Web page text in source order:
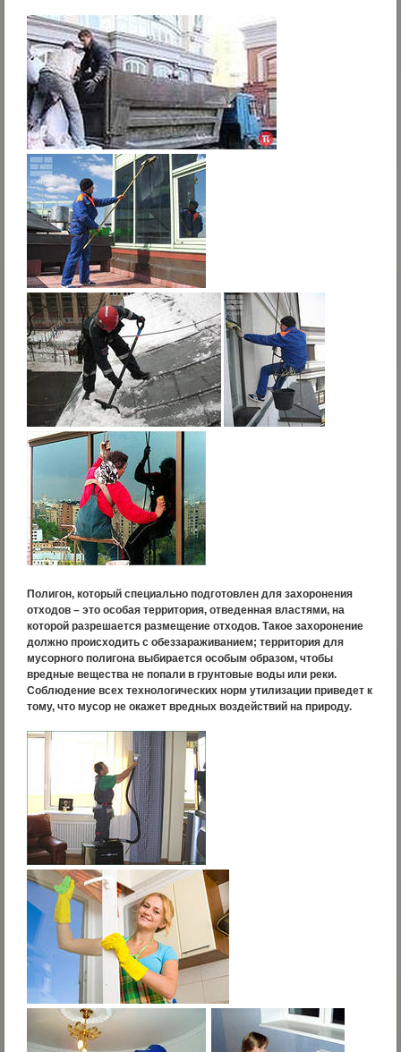
Полигон, который специально подготовлен для захоронения
отходов – это особая территория, отведенная властями, на
которой разрешается размещение отходов. Такое захоронение
должно происходить с обеззараживанием; территория для
мусорного полигона выбирается особым образом, чтобы
вредные вещества не попали в грунтовые воды или реки.
Соблюдение всех технологических норм утилизации приведет к
тому, что мусор не окажет вредных воздействий на природу.